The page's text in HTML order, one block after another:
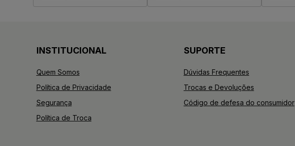
INSTITUCIONAL
Quem Somos
Política de Privacidade
Segurança
Política de Troca
SUPORTE
Dúvidas Frequentes
Trocas e Devoluções
Código de defesa do consumidor